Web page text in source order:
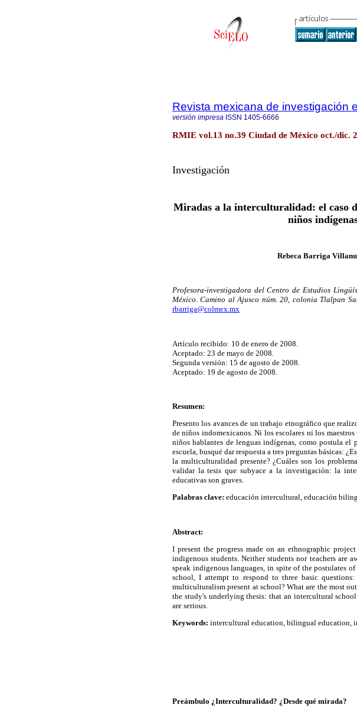
Revista mexicana de investigación
versión impresa ISSN 1405-6666
RMIE vol.13 no.39 Ciudad de México oct./dic.
Investigación
Miradas a la interculturalidad: el caso
niños
Rebeca Barriga
Profesora-investigadora del Centro de Estudios
México. Camino al Ajusco núm. 20, colonia Tlalpan
rbarriga@colmex.mx
Artículo recibido: 10 de enero de 2008.
Aceptado: 23 de mayo de 2008.
Segunda versión: 15 de agosto de 2008.
Aceptado: 19 de agosto de 2008.
Resumen:
Presento los avances de un trabajo etnográfico que
de niños indomexicanos. Ni los escolares ni los
niños hablantes de lenguas indígenas, como postula
escuela, busqué dar respuesta a tres preguntas básicas:
la multiculturalidad presente? ¿Cuáles son los
validar la tesis que subyace a la investigación: la
educativas son graves.
Palabras clave: educación intercultural, educación
Abstract:
I present the progress made on an ethnographic
indigenous students. Neither students nor teachers
speak indigenous languages, in spite of the postulates
school, I attempt to respond to three basic
multiculturalism present at school? What are the most
the study's underlying thesis: that an intercultural
are serious.
Keywords: intercultural education, bilingual education,
Preámbulo ¿Interculturalidad? ¿Desde qué mirada?